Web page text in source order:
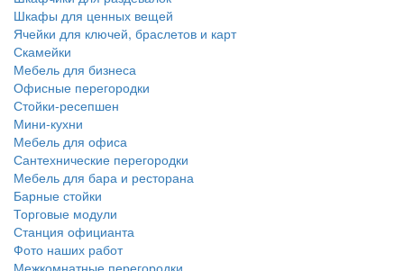
Шкафы для ценных вещей
Ячейки для ключей, браслетов и карт
Скамейки
Мебель для бизнеса
Офисные перегородки
Стойки-ресепшен
Мини-кухни
Мебель для офиса
Сантехнические перегородки
Мебель для бара и ресторана
Барные стойки
Торговые модули
Станция официанта
Фото наших работ
Межкомнатные перегородки